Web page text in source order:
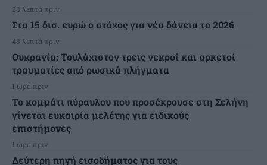
28 λεπτά πριν
Στα 15 δισ. ευρώ ο στόχος για νέα δάνεια το 2026
48 λεπτά πριν
Ουκρανία: Τουλάχιστον τρεις νεκροί και αρκετοί
τραυματίες από ρωσικά πλήγματα
1 ώρα πριν
Το κομμάτι πύραυλου που προσέκρουσε στη Σελήνη
γίνεται ευκαιρία μελέτης για ειδικούς
επιστήμονες
1 ώρα πριν
Δεύτερη πηγή εισοδήματος για τους